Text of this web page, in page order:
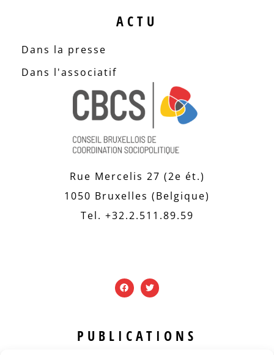
ACTU
Dans la presse
Dans l'associatif
Rue Mercelis 27 (2e ét.)
1050 Bruxelles (Belgique)
Tel. +32.2.511.89.59
PUBLICATIONS